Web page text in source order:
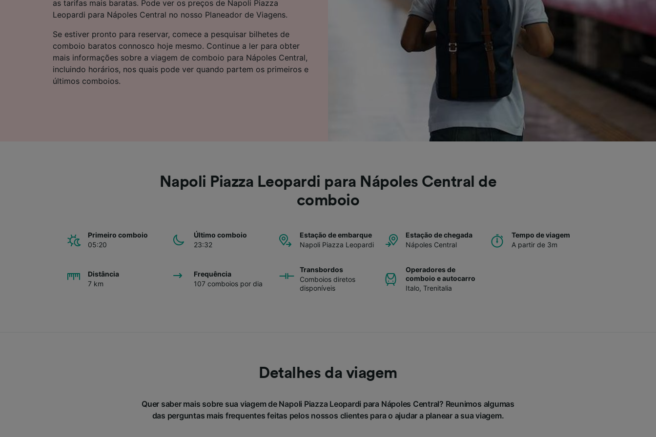
as tarifas mais baratas. Pode ver os preços de Napoli Piazza
Leopardi para Nápoles Central no nosso Planeador de Viagens.
Se estiver pronto para reservar, comece a pesquisar bilhetes de
comboio baratos connosco hoje mesmo. Continue a ler para obter
mais informações sobre a viagem de comboio para Nápoles Central,
incluindo horários, nos quais pode ver quando partem os primeiros e
últimos comboios.
Napoli Piazza Leopardi para Nápoles Central de
comboio
Primeiro comboio
05:20
Último comboio
23:32
Estação de embarque
Napoli Piazza Leopardi
Estação de chegada
Nápoles Central
Tempo de viagem
A partir de 3m
Distância
7 km
Frequência
107 comboios por dia
Transbordos
Comboios diretos
disponíveis
Operadores de
comboio e autocarro
Italo, Trenitalia
Detalhes da viagem
Quer saber mais sobre sua viagem de Napoli Piazza Leopardi para Nápoles Central? Reunimos algumas
das perguntas mais frequentes feitas pelos nossos clientes para o ajudar a planear a sua viagem.
Lista de parceiros (fornecedores)